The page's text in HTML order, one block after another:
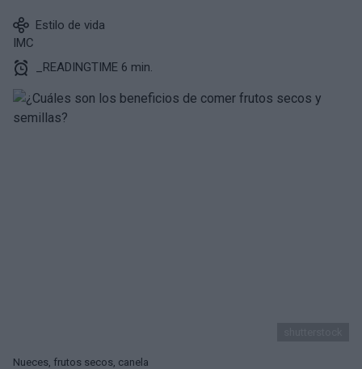
Estilo de vida
IMC
_READINGTIME 6 min.
Nueces, frutos secos, canela